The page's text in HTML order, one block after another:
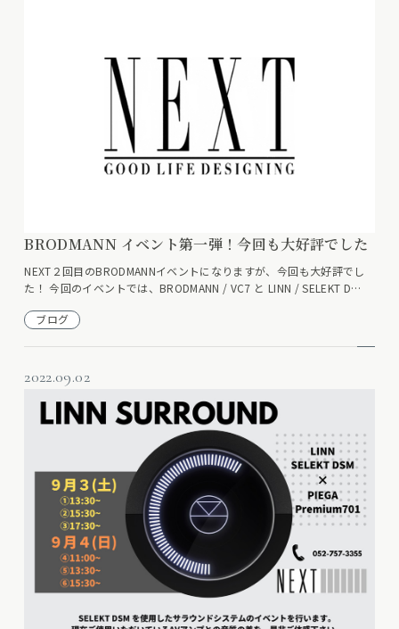
BRODMANN イベント第一弾！今回も大好評でした
NEXT２回目のBRODMANNイベントになりますが、今回も大好評でし
た！ 今回のイベントでは、BRODMANN / VC7 と LINN / SELEKT D…
ブログ
2022.09.02